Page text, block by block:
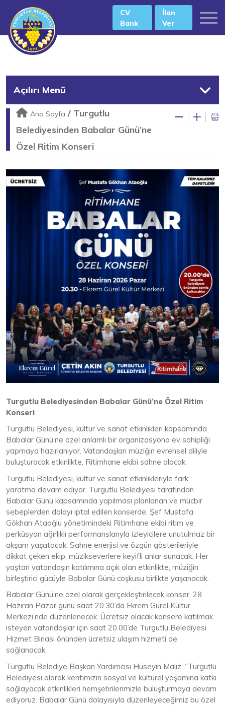
CV
Bank
İlan
Ver
Açılırı Menü
Ana Sayfa / Turgutlu
Belediyesinden Babalar Günü’ne
Özel Ritim Konseri
Turgutlu Belediyesinden Babalar Günü’ne Özel Ritim
Konseri
Turgutlu Belediyesi, kültür ve sanat etkinlikleri kapsamında
Babalar Günü’ne özel anlamlı bir organizasyona ev sahipliği
yapmaya hazırlanıyor. Vatandaşları müziğin evrensel diliyle
buluşturacak etkinlikte, Ritimhane ekibi sahne alacak.
Turgutlu Belediyesi, kültür ve sanat etkinlikleriyle fark
yaratma devam ediyor. Turgutlu Belediyesi tarafından
Babalar Günü kapsamında yapılması planlanan ve mücbir
sebeplerden dolayı iptal edilen konserde, Şef Mustafa
Gökhan Ataoğlu yönetimindeki Ritimhane ekibi ritim ve
perküsyon ağırlıklı performanslarıyla izleyicilere unutulmaz bir
akşam yaşatacak. Sahne enerjisi ve özgün gösterileriyle
dikkat çeken ekip, müzikseverlere keyifli anlar sunacak. Her
yaştan vatandaşın katılımına açık olan etkinlikte, müziğin
birleştirici gücüyle Babalar Günü coşkusu birlikte yaşanacak.
Babalar Günü’ne özel olarak gerçekleştirilecek konser, 28
Haziran Pazar günü saat 20.30’da Ekrem Gürel Kültür
Merkezi’nde düzenlenecek. Ücretsiz olacak konsere katılmak
isteyen vatandaşlar için saat 20.00’de Turgutlu Belediyesi
Hizmet Binası önünden ücretsiz ulaşım hizmeti de
sağlanacak.
Turgutlu Belediye Başkan Yardımcısı Hüseyin Maliz, “Turgutlu
Belediyesi olarak kentimizin sosyal ve kültürel yaşamına katkı
sağlayacak etkinlikleri hemşehrilerimizle buluşturmaya devam
ediyoruz. Babalar Günü dolayısıyla düzenleyeceğimiz bu özel